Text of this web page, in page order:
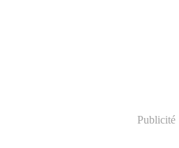
Publicité